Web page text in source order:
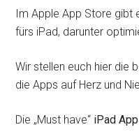
Im Apple App Store gibt
fürs iPad, darunter
Wir stellen euch hier die
die Apps auf Herz und
Die „Must have“ iPad